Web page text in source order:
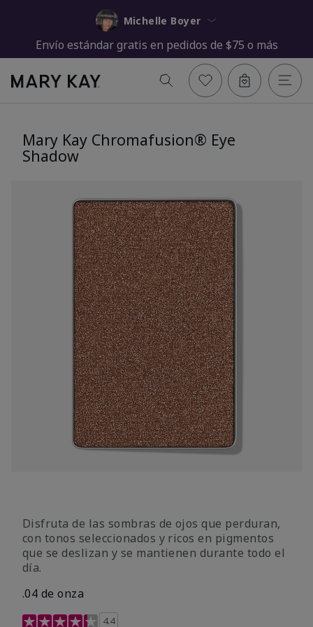
Michelle Boyer
Envío estándar gratis en pedidos de $75 o más
Mary Kay Chromafusion® Eye
Shadow
Disfruta de las sombras de ojos que perduran,
con tonos seleccionados y ricos en pigmentos
que se deslizan y se mantienen durante todo el
día.
.04 de onza
Calificación de clientes de 4,3 de 5
4.4